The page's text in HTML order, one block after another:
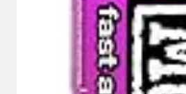
|
1
X
0,5